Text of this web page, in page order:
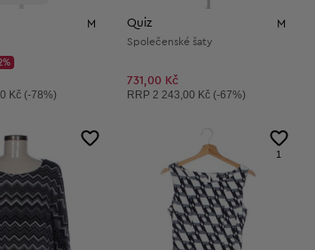
M
Price:
Kč (-78%)
Quiz M
Společenské šaty
731,00 Kč
Doporučená cena:
RRP 2 243,00 Kč (-67%)
1